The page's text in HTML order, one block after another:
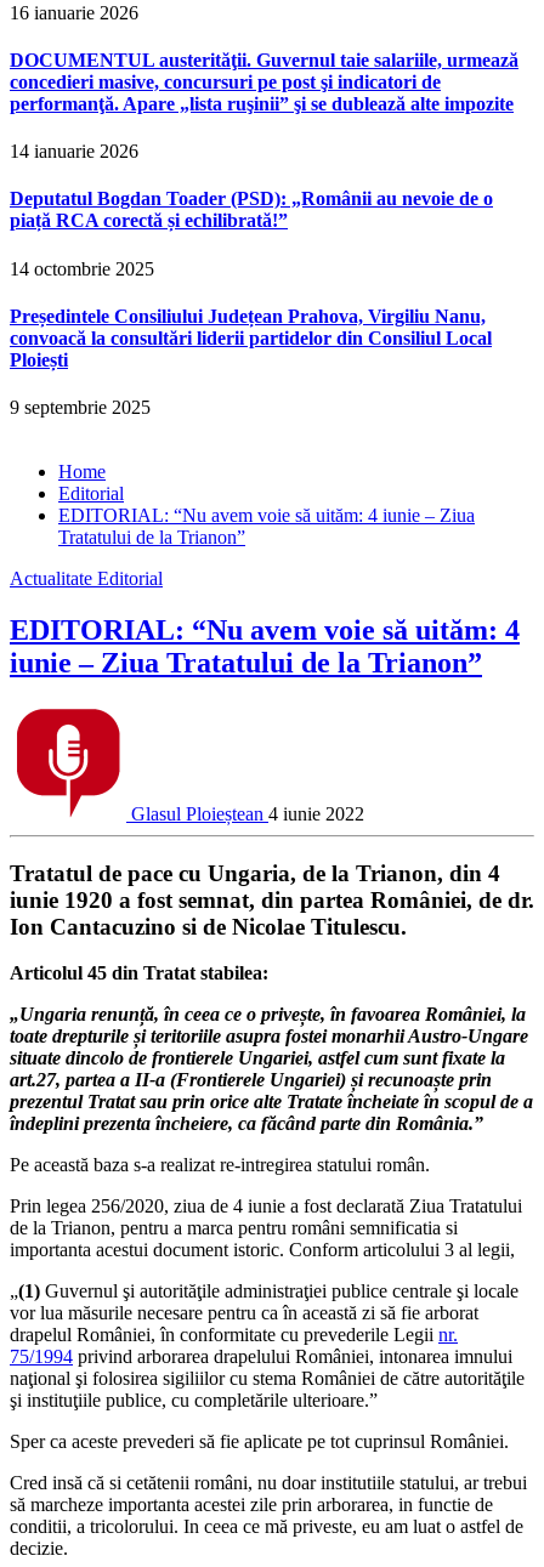
16 ianuarie 2026
DOCUMENTUL austerităţii. Guvernul taie salariile, urmează
concedieri masive, concursuri pe post şi indicatori de
performanţă. Apare „lista ruşinii” şi se dublează alte impozite
14 ianuarie 2026
Deputatul Bogdan Toader (PSD): „Românii au nevoie de o
piață RCA corectă și echilibrată!”
14 octombrie 2025
Președintele Consiliului Județean Prahova, Virgiliu Nanu,
convoacă la consultări liderii partidelor din Consiliul Local
Ploiești
9 septembrie 2025
Home
Editorial
EDITORIAL: “Nu avem voie să uităm: 4 iunie – Ziua
Tratatului de la Trianon”
Actualitate Editorial
EDITORIAL: “Nu avem voie să uităm: 4
iunie – Ziua Tratatului de la Trianon”
Glasul Ploieștean 4 iunie 2022
Tratatul de pace cu Ungaria, de la Trianon, din 4
iunie 1920 a fost semnat, din partea României, de dr.
Ion Cantacuzino si de Nicolae Titulescu.
Articolul 45 din Tratat stabilea:
„Ungaria renunță, în ceea ce o privește, în favoarea României, la
toate drepturile și teritoriile asupra fostei monarhii Austro-Ungare
situate dincolo de frontierele Ungariei, astfel cum sunt fixate la
art.27, partea a II-a (Frontierele Ungariei) și recunoaște prin
prezentul Tratat sau prin orice alte Tratate încheiate în scopul de a
îndeplini prezenta încheiere, ca făcând parte din România.”
Pe această baza s-a realizat re-intregirea statului român.
Prin legea 256/2020, ziua de 4 iunie a fost declarată Ziua Tratatului
de la Trianon, pentru a marca pentru români semnificatia si
importanta acestui document istoric. Conform articolului 3 al legii,
„(1) Guvernul şi autorităţile administraţiei publice centrale şi locale
vor lua măsurile necesare pentru ca în această zi să fie arborat
drapelul României, în conformitate cu prevederile Legii nr.
75/1994 privind arborarea drapelului României, intonarea imnului
naţional şi folosirea sigiliilor cu stema României de către autorităţile
şi instituţiile publice, cu completările ulterioare.”
Sper ca aceste prevederi să fie aplicate pe tot cuprinsul României.
Cred insă că si cetătenii români, nu doar institutiile statului, ar trebui
să marcheze importanta acestei zile prin arborarea, in functie de
conditii, a tricolorului. In ceea ce mă priveste, eu am luat o astfel de
decizie.